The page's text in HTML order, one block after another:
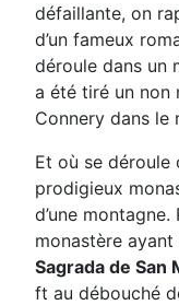
défaillante, on
d’un fameux
déroule dans un
a été tiré un non
Connery dans le
Et où se déroule
prodigieux
d’une
monastère ayant
Sagrada de San
ft au débouché